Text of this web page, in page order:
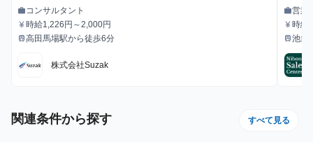
職種
work コンサルタント
給与
currency_yen時給1,226円～2,000円
最寄駅
train高田馬場駅から徒歩6分
株式会社Suzak
業力
か？
#1.2
期・
職種
work営業
給与
currency_yen時給
最寄駅
train池袋
関連条件から探す すべて見る